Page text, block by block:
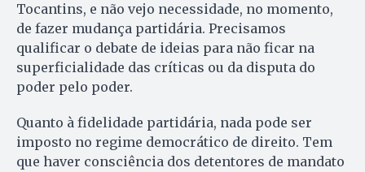
Tocantins, e não vejo necessidade, no momento,
de fazer mudança partidária. Precisamos
qualificar o debate de ideias para não ficar na
superficialidade das críticas ou da disputa do
poder pelo poder.
Quanto à fidelidade partidária, nada pode ser
imposto no regime democrático de direito. Tem
que haver consciência dos detentores de mandato